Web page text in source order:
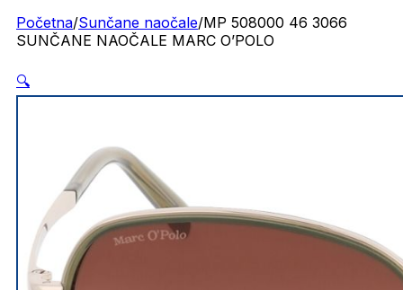
Početna/Sunčane naočale/MP 508000 46 3066
SUNČANE NAOČALE MARC O’POLO
🔍